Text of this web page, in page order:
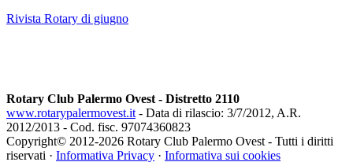
Rivista Rotary di giugno
Rotary Club Palermo Ovest - Distretto 2110
www.rotarypalermovest.it - Data di rilascio: 3/7/2012, A.R.
2012/2013 - Cod. fisc. 97074360823
Copyright© 2012-2026 Rotary Club Palermo Ovest - Tutti i diritti
riservati · Informativa Privacy · Informativa sui cookies